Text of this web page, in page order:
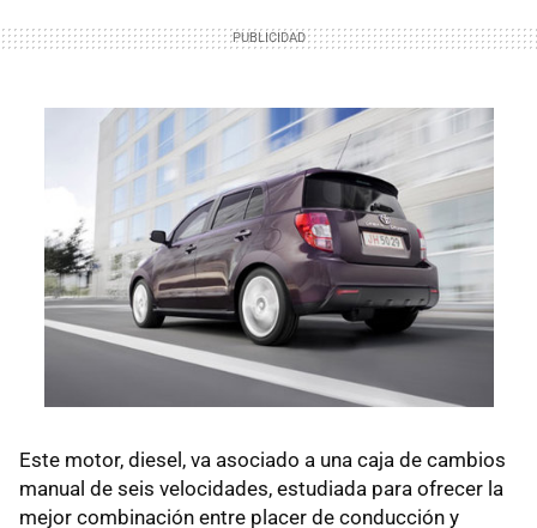
Este motor, diesel, va asociado a una caja de cambios
manual de seis velocidades, estudiada para ofrecer la
mejor combinación entre placer de conducción y